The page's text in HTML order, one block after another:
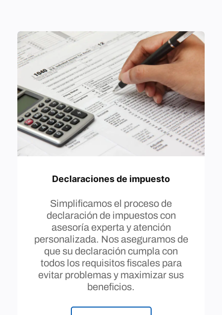
Declaraciones de impuesto
Simplificamos el proceso de
declaración de impuestos con
asesoría experta y atención
personalizada. Nos aseguramos de
que su declaración cumpla con
todos los requisitos fiscales para
evitar problemas y maximizar sus
beneficios.